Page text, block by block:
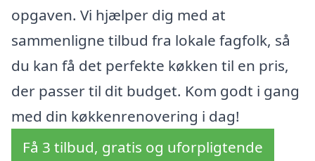
opgaven. Vi hjælper dig med at
sammenligne tilbud fra lokale fagfolk, så
du kan få det perfekte køkken til en pris,
der passer til dit budget. Kom godt i gang
med din køkkenrenovering i dag!
Få 3 tilbud, gratis og uforpligtende